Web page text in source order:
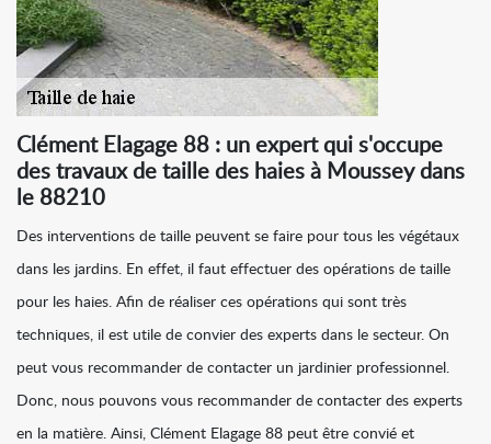
Clément Elagage 88 : un expert qui s'occupe
des travaux de taille des haies à Moussey dans
le 88210
Des interventions de taille peuvent se faire pour tous les végétaux
dans les jardins. En effet, il faut effectuer des opérations de taille
pour les haies. Afin de réaliser ces opérations qui sont très
techniques, il est utile de convier des experts dans le secteur. On
peut vous recommander de contacter un jardinier professionnel.
Donc, nous pouvons vous recommander de contacter des experts
en la matière. Ainsi, Clément Elagage 88 peut être convié et